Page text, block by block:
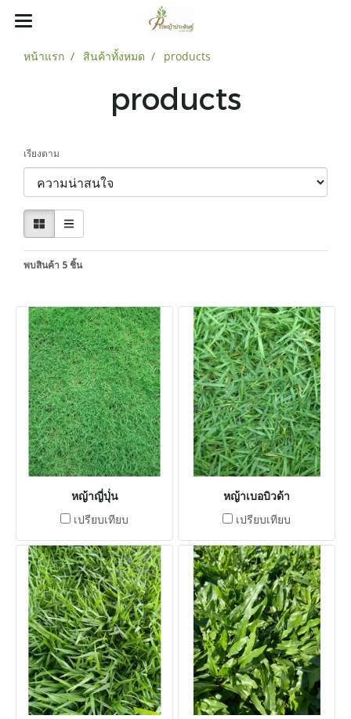
หน้าแรก สินค้าทั้งหมด products
products
เรียงตาม
พบสินค้า 5 ชิ้น
หญ้าญี่ปุ่่น
เปรียบเทียบ
หญ้าเบอบิวด้า
เปรียบเทียบ